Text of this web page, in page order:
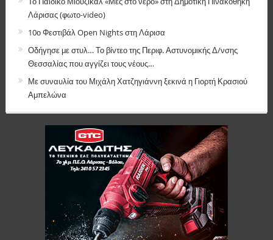
Λάρισας (φωτο-video)
10ο Φεστιβάλ Open Nights στη Λάρισα
Οδήγησε με στυλ… Το βίντεο της Περιφ. Αστυνομικής Δ/νσης
Θεσσαλίας που αγγίζει τους νέους…
Με συναυλία του Μιχάλη Χατζηγιάννη ξεκινά η Γιορτή Κρασιού
Αμπελώνα